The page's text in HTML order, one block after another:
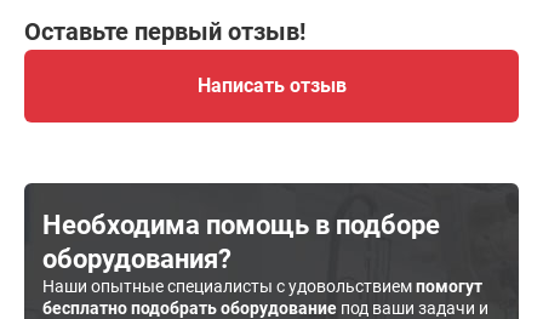
Оставьте первый отзыв!
Написать отзыв
Необходима помощь в подборе
оборудования?
Наши опытные специалисты с удовольствиемпомогут
бесплатно подобрать оборудование под ваши задачи и